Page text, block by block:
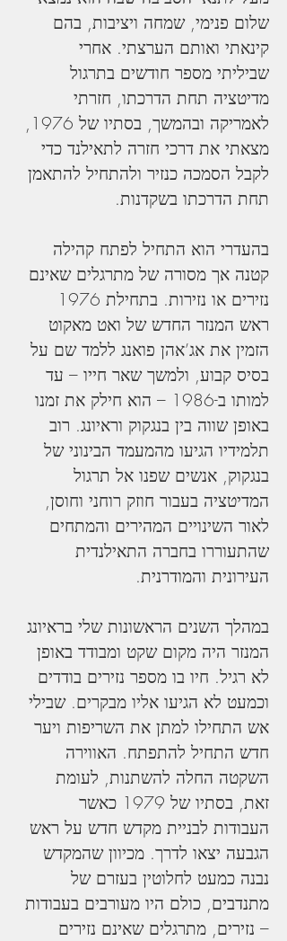
שלום פנימי, שמחה ויציבות, בהם
קינאתי ואותם הערצתי. אחרי
שביליתי מספר חודשים בתרגול
מדיטציה תחת הדרכתו, חזרתי
לאמריקה ובהמשך, בסתיו של 1976,
מצאתי את דרכי חזרה לתאילנד כדי
לקבל הסמכה כנזיר ולהתחיל להתאמן
תחת הדרכתו בשקדנות.
בהעדרי הוא התחיל לפתח קהילה
קטנה אך מסורה של מתרגלים שאינם
ראש המנזר החדש של ואט מאקוט
הזמין את אג’אהן פואנג ללמד שם על
בסיס קבוע, ולמשך שאר חייו – עד
למותו ב-1986 – הוא חילק את זמנו
באופן שווה בין בנגקוק וראיונג. רוב
תלמידיו הגיעו מהמעמד הבינוני של
בנגקוק, אנשים שפנו אל תרגול
המדיטציה בעבור חוזק רוחני וחוסן,
לאור השינויים המהירים והמתחים
שהתעוררו בחברה התאילנדית
העירונית והמודרנית.
במהלך השנים הראשונות שלי בראיונג
המנזר היה מקום שקט ומבודד באופן
לא רגיל. חיו בו מספר נזירים בודדים
וכמעט לא הגיעו אליו מבקרים. שבילי
אש התחילו למתן את השריפות ויער
חדש התחיל להתפתח. האווירה
השקטה החלה להשתנות, לעומת
זאת, בסתיו של 1979 כאשר
העבודות לבניית מקדש חדש על ראש
הגבעה יצאו לדרך. מכיוון שהמקדש
נבנה כמעט לחלוטין בעזרם של
מתנדבים, כולם היו מעורבים בעבודות
– נזירים, מתרגלים שאינם נזירים